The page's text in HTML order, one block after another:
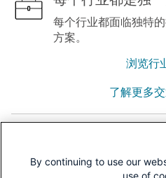
每个行业都面临独特
方案。
浏览行
了解更多
您是一位引领变
我们希望帮助您分享
By continuing to use our
use of